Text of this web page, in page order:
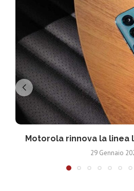
Motorola rinnova la linea
29 Gennaio